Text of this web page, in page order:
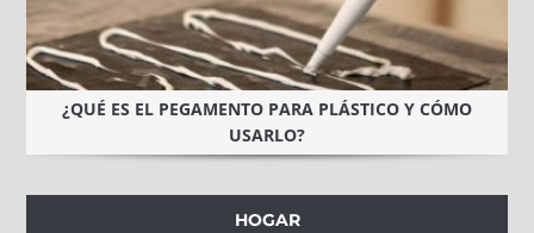
¿QUÉ ES EL PEGAMENTO PARA PLÁSTICO Y CÓMO
USARLO?
HOGAR